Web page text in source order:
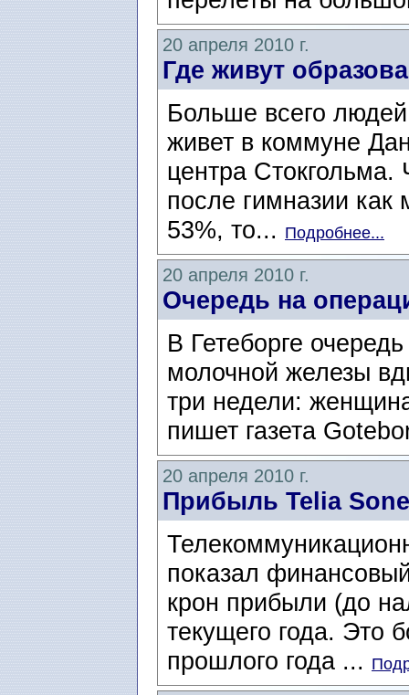
20 апреля 2010 г.
Где живут
Больше всего
живет в коммуне
центра
после гимназии как
53%, то... Подробнее...
20 апреля 2010 г.
Очередь на
В Гетеборге
молочной железы
три недели:
пишет газета
20 апреля 2010 г.
Прибыль Telia
показал
крон прибыли (до
текущего года. Это
прошлого года ...